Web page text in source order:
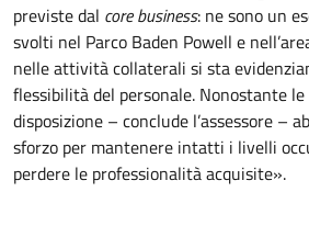
previste dal core business: ne sono un
svolti nel Parco Baden Powell e
nelle attività collaterali si sta
flessibilità del personale. Nonostante
disposizione – conclude l’assessore –
sforzo per mantenere intatti i livelli
perdere le professionalità acquisite».